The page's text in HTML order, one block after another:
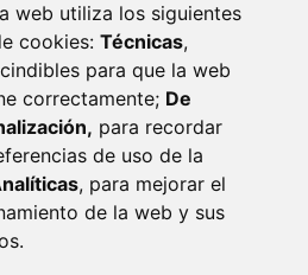
web utiliza los siguientes
cookies: Técnicas,
para que la web
correctamente; De
para recordar
de uso de la
, para mejorar el
de la web y sus
- ARAGÓN (ESPAÑA)
974 400 700 ·
monzon.es